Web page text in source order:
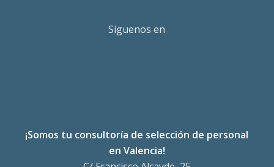
Síguenos en
¡Somos tu consultoría de selección de personal
en Valencia!